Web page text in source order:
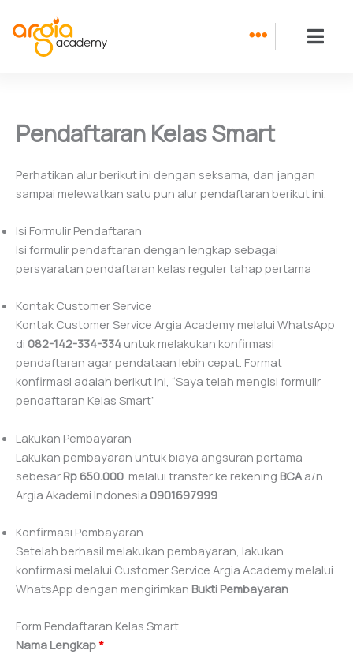
content
Pendaftaran Kelas Smart
Perhatikan alur berikut ini dengan seksama, dan jangan
sampai melewatkan satu pun alur pendaftaran berikut ini.
Isi Formulir Pendaftaran
Isi formulir pendaftaran dengan lengkap sebagai
persyaratan pendaftaran kelas reguler tahap pertama
Kontak Customer Service
Kontak Customer Service Argia Academy melalui WhatsApp
di 082-142-334-334 untuk melakukan konfirmasi
pendaftaran agar pendataan lebih cepat. Format
konfirmasi adalah berikut ini, “Saya telah mengisi formulir
pendaftaran Kelas Smart”
Lakukan Pembayaran
Lakukan pembayaran untuk biaya angsuran pertama
sebesar Rp 650.000 melalui transfer ke rekening BCA a/n
Argia Akademi Indonesia 0901697999
Konfirmasi Pembayaran
Setelah berhasil melakukan pembayaran, lakukan
konfirmasi melalui Customer Service Argia Academy melalui
WhatsApp dengan mengirimkan Bukti Pembayaran
Form Pendaftaran Kelas Smart
Nama Lengkap*